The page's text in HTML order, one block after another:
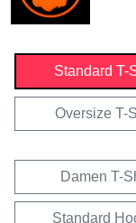
Standard T-
Oversize T-
Damen T-
Standard